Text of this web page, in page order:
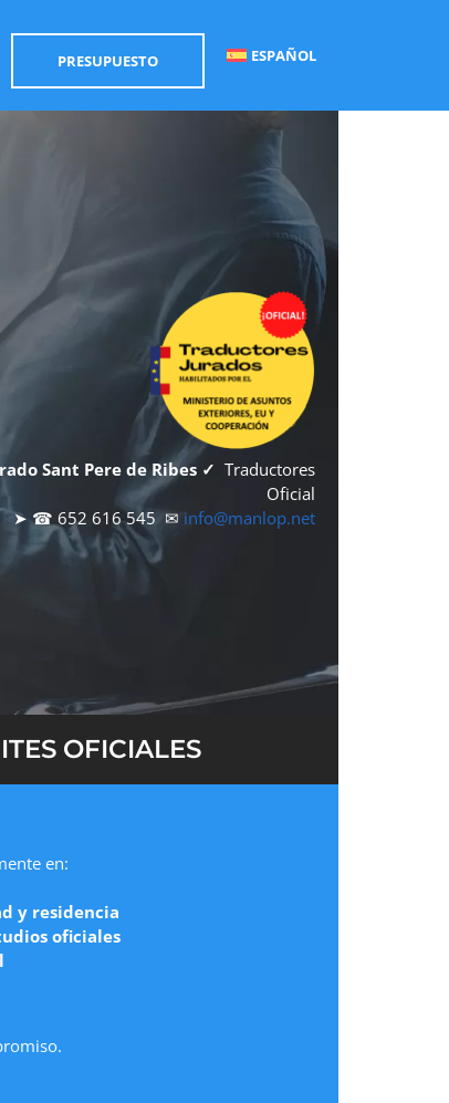
PRESUPUESTO ESPAÑOL
Sant Pere de Ribes ✓ Traductores
Oficial
➤ ☎ 652 616 545 ✉ info@manlop.net
OFICIALES
en:
y residencia
oficiales